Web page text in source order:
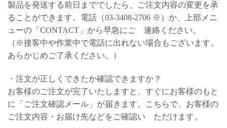
製品を発送する前日まででしたら、ご注文内容の変更を承
ることができます。電話（03-3408-2706 ※）か、上部メニ
ューの「CONTACT」から早急にご 連絡ください。
（※接客中や作業中で電話に出れない場合もございます。
あらかじめご了承ください。）
・注文が正しくできたか確認できますか？
お客様のご注文が完了いたしますと、すぐにお客様のもと
に「ご注文確認メール」が届きます。こちらで、お客様の
ご注文内容・お届け先などをご確認い ただけます。